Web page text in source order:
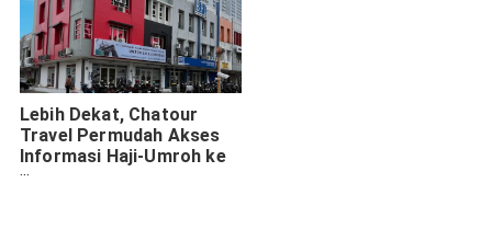
Lebih Dekat, Chatour
Travel Permudah Akses
Informasi Haji-Umroh ke
Tanah Suci